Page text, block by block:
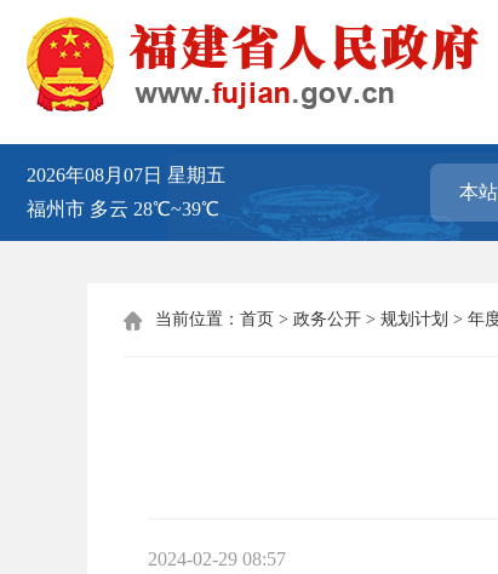
2026年08月07日 星期五
福州市 多云 28℃~39℃
 当前位置： 首页 > 政务公开 > 规划计划 > 年
2024-02-29 08:57